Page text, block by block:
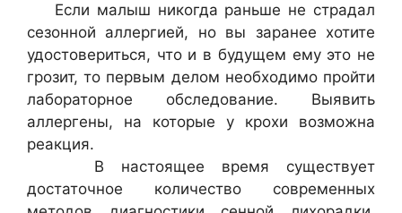
Если малыш никогда раньше не страдал
сезонной аллергией, но вы заранее хотите
удостовериться, что и в будущем ему это не
грозит, то первым делом необходимо пройти
лабораторное обследование. Выявить
аллергены, на которые у крохи возможна
реакция.
В настоящее время существует
достаточное количество современных